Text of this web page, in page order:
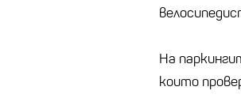
На
които